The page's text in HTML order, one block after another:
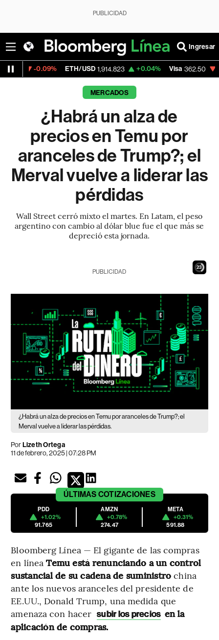
PUBLICIDAD
Ingresar
ETH/USD 1,914.823 +0.04% Visa 362.50 -2.15%
MERCADOS
¿Habrá un alza de
precios en Temu por
aranceles de Trump?; el
Merval vuelve a liderar las
pérdidas
Wall Street cerró mixto el martes. En Latam, el peso
argentino con cambio al dólar blue fue el que más se
depreció esta jornada.
21
PUBLICIDAD
¿Habrá un alza de precios en Temu por aranceles de Trump?; el
Merval vuelve a liderar las pérdidas.
PorLizeth Ortega
11 de febrero, 2025 | 07:28 PM
ÚLTIMAS COTIZACIONES
PDD
+1.02%
91.765
AMZN
+0.78%
274.47
META
+0.31%
591.88
Bloomberg Línea — El gigante de las compras
en líneaTemu está renunciando a un control
sustancial de su cadena de suministro china
ante los nuevos aranceles del presidente de
EE.UU., Donald Trump, una medida que
amenaza con hacer subir los precios en la
aplicación de compras.